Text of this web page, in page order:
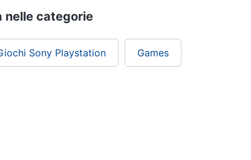
nelle categorie
Sony Playstation Games